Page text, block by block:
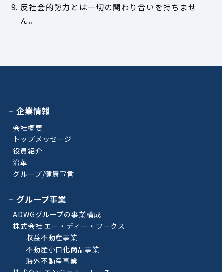
9. 反社会的勢力とは一切の関わり合いを持ちませ
ん。
企業情報
会社概要
トップメッセージ
役員紹介
沿革
グループ/健康宣言
グループ事業
ADWGグループの事業構成
株式会社 エー・ディー・ワークス
収益不動産事業
不動産小口化商品事業
海外不動産事業